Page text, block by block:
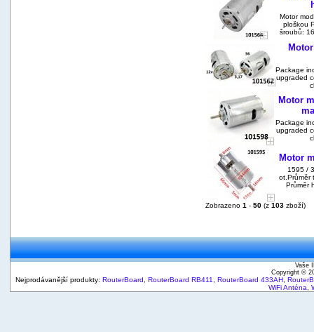
Motor
ploškou
šroubů:
Package
upgraded
Motor
Package
upgraded
Motor
1595 /
ot.Průměr
Průměr
Zobrazeno 1 - 50 (z 103 zboží)
Vaše
Copyright ©
Nejprodávanější produkty: RouterBoard RouterBoard RB411 RouterBoard 433AH
WiFi Anténa